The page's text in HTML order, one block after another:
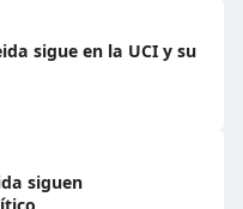
sigue en la UCI y su
siguen